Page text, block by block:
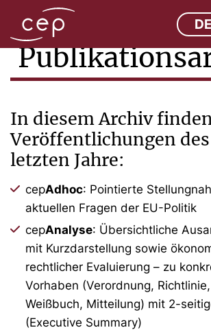
DE
In diesem Archiv
Veröffentlichungen
letzten Jahre:
cepAdhoc: Pointierte
aktuellen Fragen der EU-Politik
cepAnalyse: Übersichtliche
mit Kurzdarstellung sowie
rechtlicher Evaluierung – zu
Vorhaben (Verordnung,
Weißbuch, Mitteilung) mit 2-
(Executive Summary)